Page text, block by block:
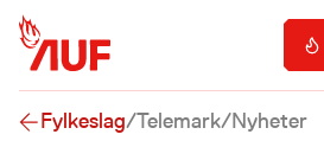
Hopp til hovedinnhold
Fylkeslag/Telemark/Nyheter